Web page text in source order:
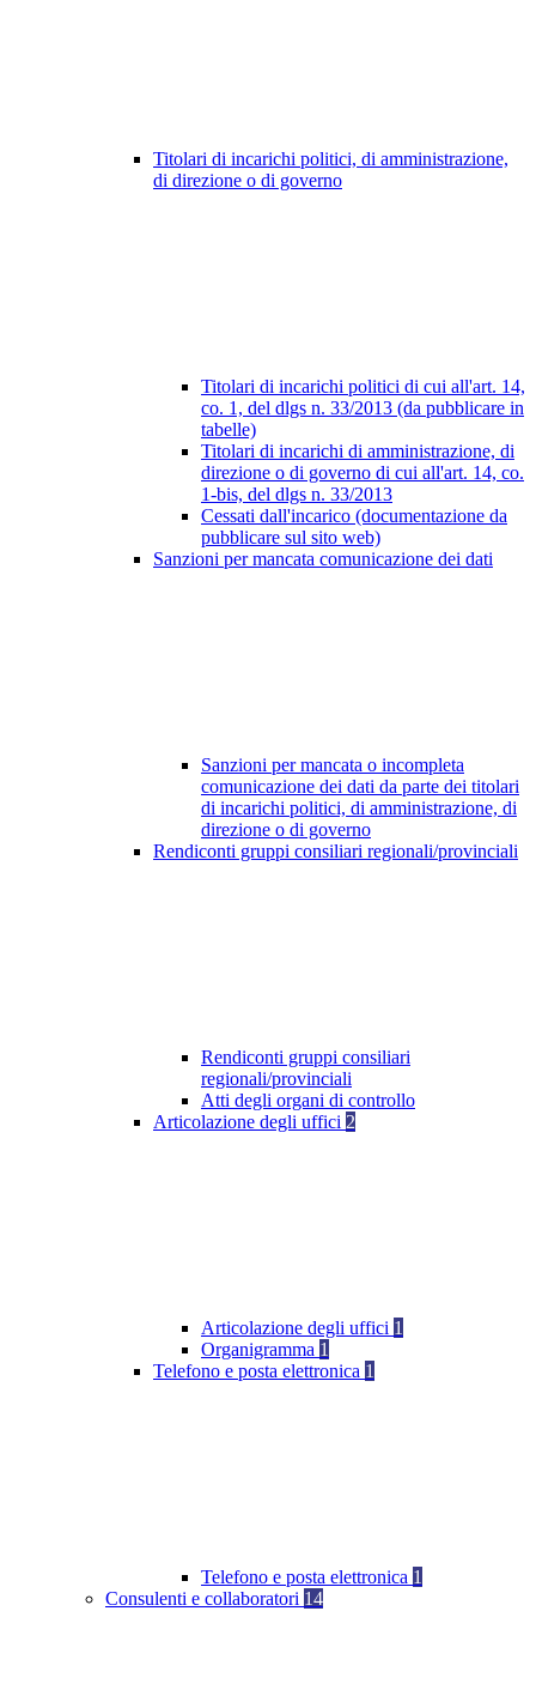
Titolari di incarichi politici, di amministrazione,
di direzione o di governo
Titolari di incarichi politici di cui all'art. 14,
co. 1, del dlgs n. 33/2013 (da pubblicare in
tabelle)
Titolari di incarichi di amministrazione, di
direzione o di governo di cui all'art. 14, co.
1-bis, del dlgs n. 33/2013
Cessati dall'incarico (documentazione da
pubblicare sul sito web)
Sanzioni per mancata comunicazione dei dati
Sanzioni per mancata o incompleta
comunicazione dei dati da parte dei titolari
di incarichi politici, di amministrazione, di
direzione o di governo
Rendiconti gruppi consiliari regionali/provinciali
Rendiconti gruppi consiliari
regionali/provinciali
Atti degli organi di controllo
Articolazione degli uffici 2
Articolazione degli uffici 1
Organigramma 1
Telefono e posta elettronica 1
Telefono e posta elettronica 1
Consulenti e collaboratori 14